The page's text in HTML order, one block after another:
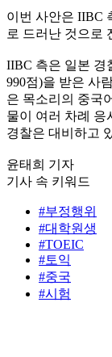
이번 사안은 IIBC
로 드러난 것으로
IIBC 측은 일본 경
990점)을 받은 사
은 목소리의 중국
물이 여러 차례 응
경찰은 대비하고
윤태희 기자
기사 속 키워드
#부정행위
#대학원생
#TOEIC
#토익
#중국
#시험